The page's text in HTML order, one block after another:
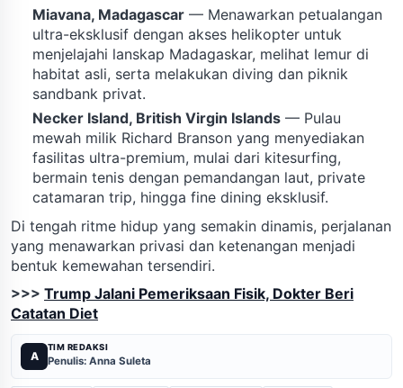
Miavana, Madagascar — Menawarkan petualangan
ultra-eksklusif dengan akses helikopter untuk
menjelajahi lanskap Madagaskar, melihat lemur di
habitat asli, serta melakukan diving dan piknik
sandbank privat.
Necker Island, British Virgin Islands — Pulau
mewah milik Richard Branson yang menyediakan
fasilitas ultra-premium, mulai dari kitesurfing,
bermain tenis dengan pemandangan laut, private
catamaran trip, hingga fine dining eksklusif.
Di tengah ritme hidup yang semakin dinamis, perjalanan
yang menawarkan privasi dan ketenangan menjadi
bentuk kemewahan tersendiri.
>>> Trump Jalani Pemeriksaan Fisik, Dokter Beri
Catatan Diet
A
TIM REDAKSI
Penulis: Anna Suleta